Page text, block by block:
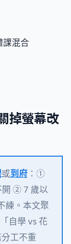
混合
掉螢幕改
或到府：①
開 ② 7 歲以
練。本文聚
自學 vs 花
工不重